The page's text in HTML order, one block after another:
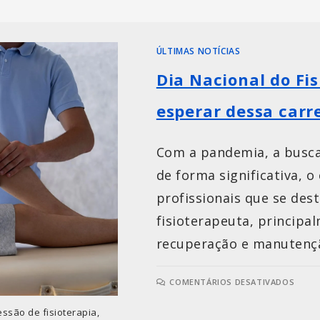
de fisioterapia,
ÚLTIMAS NOTÍCIAS
Dia Nacional do
esperar dessa
Com a pandemia, a
de forma significativa, o
profissionais que se
fisioterapeuta,
recuperação e
COMENTÁRIOS DESATIVADOS